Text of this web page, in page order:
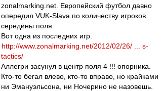
zonalmarking.net. Европейский футбол давно
опередил VUK-Slava по количеству игроков
середины поля.
Вот одна из последних игр.
http://www.zonalmarking.net/2012/02/26/ ... s-
tactics/
Аллегри засунул в центр поля 4 !!! опорника.
Кто-то бегал влево, кто-то вправо, но крайками
ни Эмануэльсона, ни Ночерино не назовешь.